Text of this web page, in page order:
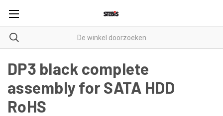
DP3 black complete
assembly for SATA HDD
RoHS